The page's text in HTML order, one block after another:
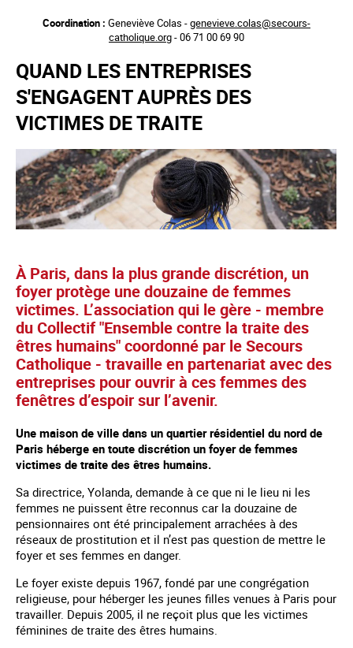
principal
Coordination : Geneviève Colas -genevieve.colas@secours-
catholique.org- 06 71 00 69 90
QUAND LES ENTREPRISES
S'ENGAGENT AUPRÈS DES
VICTIMES DE TRAITE
À Paris, dans la plus grande discrétion, un
foyer protège une douzaine de femmes
victimes. L’association qui le gère - membre
du Collectif "Ensemble contre la traite des
êtres humains" coordonné par le Secours
Catholique - travaille en partenariat avec des
entreprises pour ouvrir à ces femmes des
fenêtres d’espoir sur l’avenir.
Une maison de ville dans un quartier résidentiel du nord de
Paris héberge en toute discrétion un foyer de femmes
victimes de traite des êtres humains.
Sa directrice, Yolanda, demande à ce que ni le lieu ni les
femmes ne puissent être reconnus car la douzaine de
pensionnaires ont été principalement arrachées à des
réseaux de prostitution et il n’est pas question de mettre le
foyer et ses femmes en danger.
Le foyer existe depuis 1967, fondé par une congrégation
religieuse, pour héberger les jeunes filles venues à Paris pour
travailler. Depuis 2005, il ne reçoit plus que les victimes
féminines de traite des êtres humains.